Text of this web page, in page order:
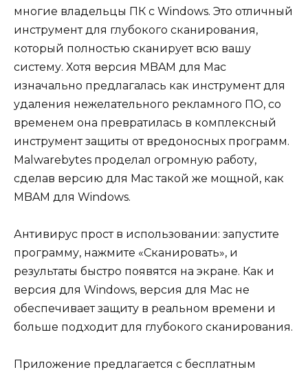
многие владельцы ПК с Windows. Это отличный
инструмент для глубокого сканирования,
который полностью сканирует всю вашу
систему. Хотя версия MBAM для Mac
изначально предлагалась как инструмент для
удаления нежелательного рекламного ПО, со
временем она превратилась в комплексный
инструмент защиты от вредоносных программ.
Malwarebytes проделал огромную работу,
сделав версию для Mac такой же мощной, как
MBAM для Windows.
Антивирус прост в использовании: запустите
программу, нажмите «Сканировать», и
результаты быстро появятся на экране. Как и
версия для Windows, версия для Mac не
обеспечивает защиту в реальном времени и
больше подходит для глубокого сканирования.
Приложение предлагается с бесплатным